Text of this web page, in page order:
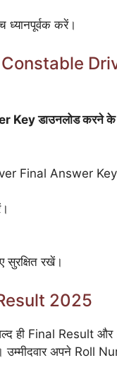
ध्यानपूर्वक करें।
डाउनलोड करने के
Final Answer Key
रखें।
2025
ही Final Result
उम्मीदवार अपने Roll